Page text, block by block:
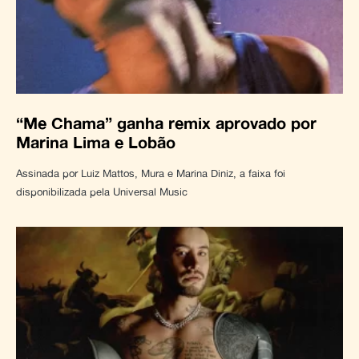
“Me Chama” ganha remix aprovado por
Marina Lima e Lobão
Assinada por Luiz Mattos, Mura e Marina Diniz, a faixa foi
disponibilizada pela Universal Music